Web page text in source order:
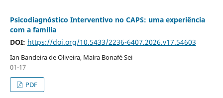
Psicodiagnóstico Interventivo no CAPS: uma experiência
com a família
DOI: https://doi.org/10.5433/2236-6407.2026.v17.54603
Ian Bandeira de Oliveira, Maíra Bonafé Sei
01-17
PDF